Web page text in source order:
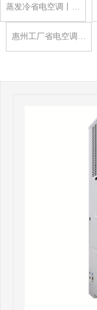
蒸发冷省电空调丨…
惠州工厂省电空调…